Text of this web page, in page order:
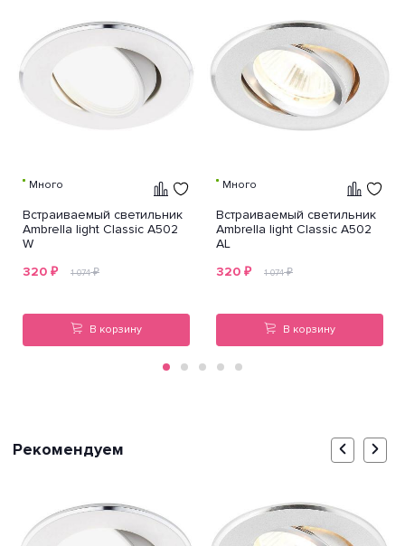
Много
Встраиваемый светильник
Ambrella light Classic A502
W
320 ₽ 1 074₽
В корзину
Много
Встраиваемый светильник
Ambrella light Classic A502
AL
320 ₽ 1 074₽
В корзину
Рекомендуем